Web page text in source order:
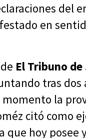
del
en
El Tribuno
tras
la
citó como
hoy posee